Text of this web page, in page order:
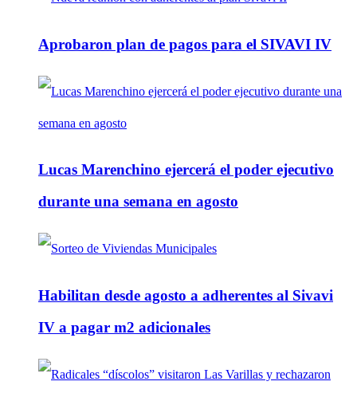
Aprobaron plan de pagos para el SIVAVI IV
Lucas Marenchino ejercerá el poder ejecutivo
durante una semana en agosto
Habilitan desde agosto a adherentes al Sivavi
IV a pagar m2 adicionales